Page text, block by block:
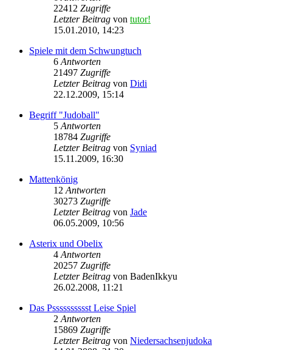
22412 Zugriffe
Letzter Beitrag von tutor!
15.01.2010, 14:23
Spiele mit dem Schwungtuch
6 Antworten
21497 Zugriffe
Letzter Beitrag von Didi
22.12.2009, 15:14
Begriff "Judoball"
5 Antworten
18784 Zugriffe
Letzter Beitrag von Syniad
15.11.2009, 16:30
Mattenkönig
12 Antworten
30273 Zugriffe
Letzter Beitrag von Jade
06.05.2009, 10:56
Asterix und Obelix
4 Antworten
20257 Zugriffe
Letzter Beitrag von BadenIkkyu
26.02.2008, 11:21
Das Psssssssssst Leise Spiel
2 Antworten
15869 Zugriffe
Letzter Beitrag von Niedersachsenjudoka